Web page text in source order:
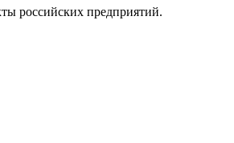
российских предприятий.